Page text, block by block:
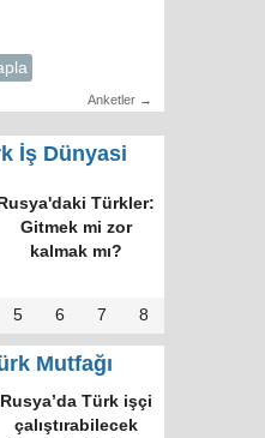
Anketler →
İş Dünyasi
Rusya'daki Türkler:
Gitmek mi zor
kalmak mı?
5 6 7 8
Mutfağı
Rusya’da Türk işçi
çalıştırabilecek